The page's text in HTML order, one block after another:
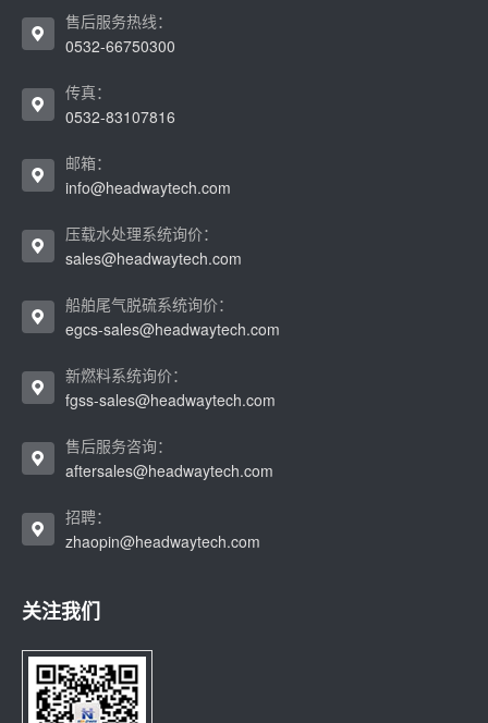
售后服务热线：
0532-66750300
传真：
0532-83107816
邮箱：
info@headwaytech.com
压载水处理系统询价：
sales@headwaytech.com
船舶尾气脱硫系统询价：
egcs-sales@headwaytech.com
新燃料系统询价：
fgss-sales@headwaytech.com
售后服务咨询：
aftersales@headwaytech.com
招聘：
zhaopin@headwaytech.com
关注我们